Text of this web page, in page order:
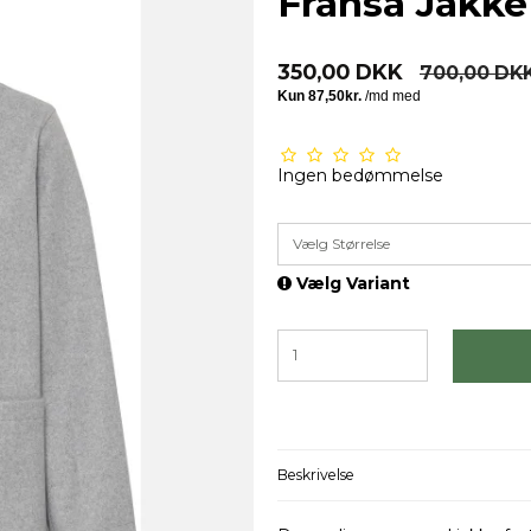
350,00 DKK 700,00
Ingen bedømmelse
Vælg Størrelse
Vælg Variant
Beskrivelse